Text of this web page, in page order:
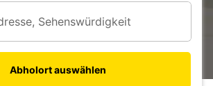
Abholort auswählen